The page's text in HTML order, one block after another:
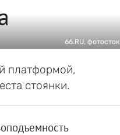
66.RU, фотосток
платформой,
стоянки.